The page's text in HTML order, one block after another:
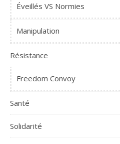
Éveillés VS Normies
Manipulation
Résistance
Freedom Convoy
Santé
Solidarité